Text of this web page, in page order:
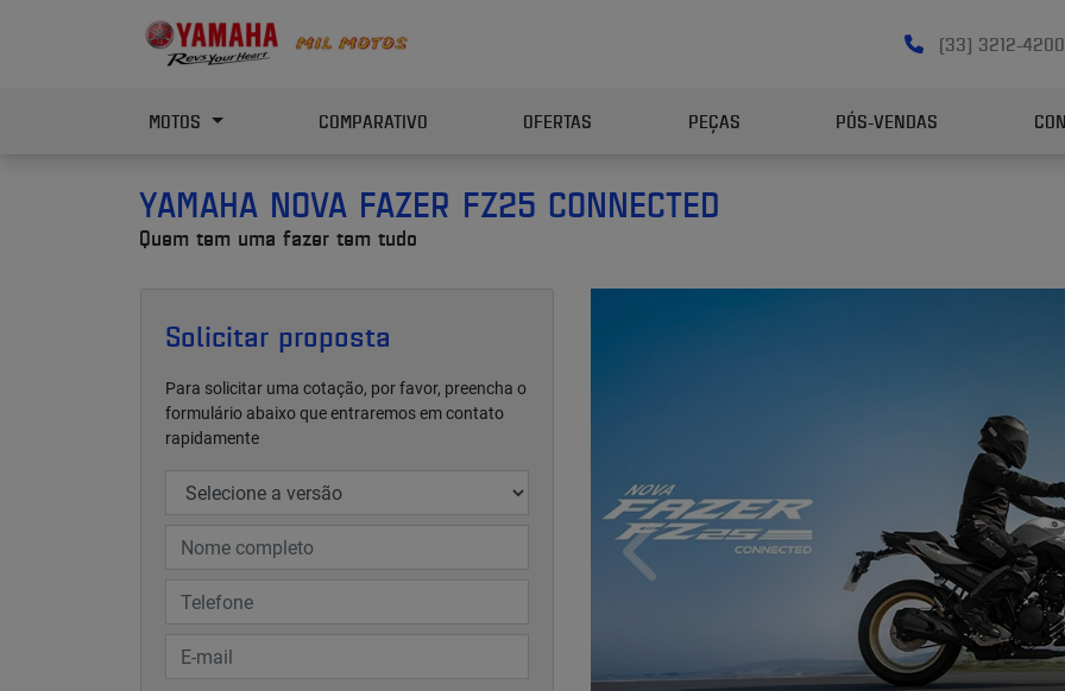
(33) 3212-4200
MOTOS COMPARATIVO OFERTAS PEÇAS PÓS-VENDAS
YAMAHA NOVA FAZER FZ25 CONNECTED
Quem tem uma fazer tem tudo
Solicitar proposta
Para solicitar uma cotação, por favor, preencha o
formulário abaixo que entraremos em contato
rapidamente
Anterior